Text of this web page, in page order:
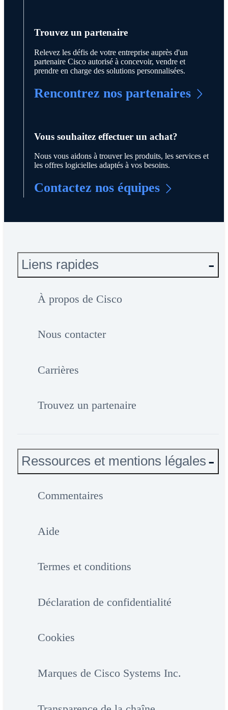
Trouvez un partenaire
Relevez les défis de votre entreprise auprès d'un
partenaire Cisco autorisé à concevoir, vendre et
prendre en charge des solutions personnalisées.
Rencontrez nos partenaires
Vous souhaitez effectuer un achat?
Nous vous aidons à trouver les produits, les services et
les offres logicielles adaptés à vos besoins.
Contactez nos équipes
Liens rapides
À propos de Cisco
Nous contacter
Carrières
Trouvez un partenaire
Ressources et mentions légales
Commentaires
Aide
Termes et conditions
Déclaration de confidentialité
Cookies
Marques de Cisco Systems Inc.